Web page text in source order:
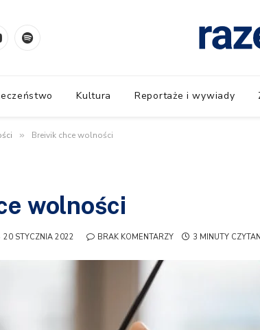
Spotify
Kultura Reportaże i wywiady
» Breivik chce wolności
wolności
20 STYCZNIA 2022 BRAK KOMENTARZY 3 MINUTY